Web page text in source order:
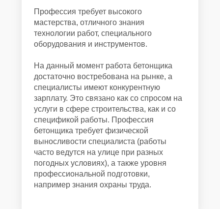
Профессия требует высокого
мастерства, отличного знания
технологии работ, специального
оборудования и инструментов.
На данный момент работа бетонщика
достаточно востребована на рынке, а
специалисты имеют конкурентную
зарплату. Это связано как со спросом на
услуги в сфере строительства, как и со
спецификой работы. Профессия
бетонщика требует физической
выносливости специалиста (работы
часто ведутся на улице при разных
погодных условиях), а также уровня
профессиональной подготовки,
например знания охраны труда.